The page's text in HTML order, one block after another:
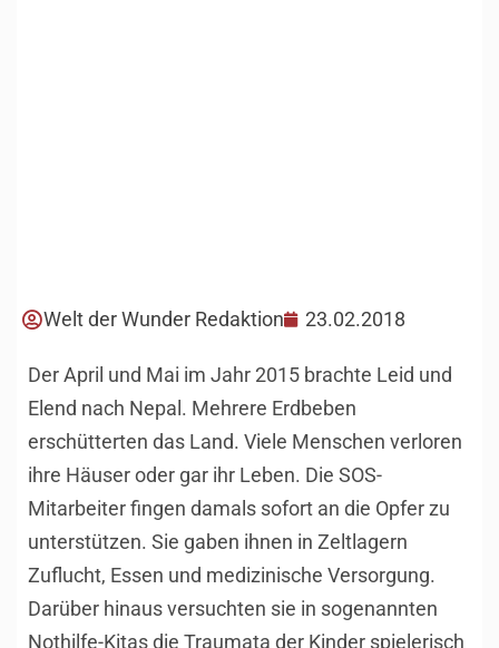
Welt der Wunder Redaktion 23.02.2018
Der April und Mai im Jahr 2015 brachte Leid und
Elend nach Nepal. Mehrere Erdbeben
erschütterten das Land. Viele Menschen verloren
ihre Häuser oder gar ihr Leben. Die SOS-
Mitarbeiter fingen damals sofort an die Opfer zu
unterstützen. Sie gaben ihnen in Zeltlagern
Zuflucht, Essen und medizinische Versorgung.
Darüber hinaus versuchten sie in sogenannten
Nothilfe-Kitas die Traumata der Kinder spielerisch